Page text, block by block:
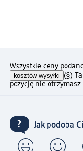
Wszystkie ceny
kosztów wysyłki (§)
pozycję nie otrzymasz
Jak podoba